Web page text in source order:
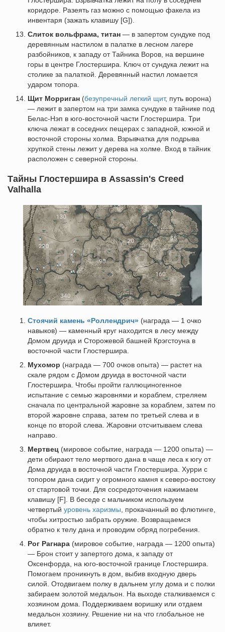
коридоре. Разеять газ можно с помощью факела из
инвентаря (зажать клавишу [G]).
Слиток вольфрама, титан — в запертом сундуке под
деревянным настилом в палатке в лесном лагере
разбойников, к западу от Тайника Воров, на вершине
горы в центре Глостершира. Ключ от сундука лежит на
столике за палаткой. Деревянный настил ломается
ударом топора.
Щит Морриган (безупречный легкий щит, путь ворона)
— лежит в запертом на три замка сундуке в тайнике под
Белас-Нэп в юго-восточной части Глостершира. Три
ключа лежат в соседних пещерах с западной, южной и
восточной стороны холма. Взрывчатка для подрыва
хрупкой стены лежит у дерева на холме. Вход в тайник
расположен с северной стороны.
Тайны Глостершира в Assassin's Creed
Valhalla
Стоячий камень «Роллендрич» (награда — 1 очко
навыков) — каменный круг находится в лесу между
Домом друида и Сторожевой башней Крэгстоуна в
восточной части Глостершира.
Мухомор (награда — 700 очков опыта) — растет на
скале рядом с Домом друида в восточной части
Глостершира. Чтобы пройти галлюциногенное
испытание с семью жаровнями и кораблем, стреляем
сначала по центральной жаровне за кораблем, затем по
второй жаровне справа, затем по третьей слева и в
конце по второй слева. Жаровни отсчитываем слева
направо.
Мертвец (мировое событие, награда — 1200 опыта) —
дети обирают тело мертвого дана в чаще леса к югу от
Дома друида в восточной части Глостершира. Хурри с
топором дана сидит у огромного камня к северо-востоку
от стартовой точки. Для сосредоточения нажимаем
клавишу [F]. В беседе с мальчиком используем
четвертый уровень харизмы , прокачанный во флютинге,
чтобы хитростью забрать оружие. Возвращаемся
обратно к телу дана и проводим обряд погребения.
Рог Рагнара (мировое событие, награда — 1200 опыта)
— Брон стоит у запертого дома, к западу от
Оксенфорда, на юго-восточной границе Глостершира.
Помогаем проникнуть в дом, выбив входную дверь
силой. Отодвигаем полку в дальнем углу дома и с полки
забираем золотой медальон. На выходе сталкиваемся с
хозяином дома. Поддерживаем воришку или отдаем
медальон хозяину. Решение ни на что глобальное не
влияет.